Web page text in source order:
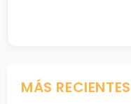
MÁS RECIENTES